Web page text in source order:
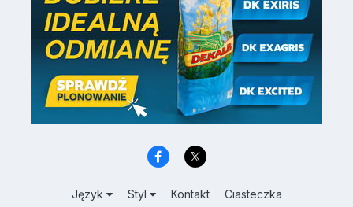
Język Styl Kontakt Ciasteczka